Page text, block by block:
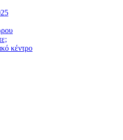
κέντρο